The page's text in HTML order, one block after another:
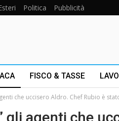
Politica Pubblicità
FISCO & TASSE
che uccisero Aldro. Chef Rubio è
gli agenti che